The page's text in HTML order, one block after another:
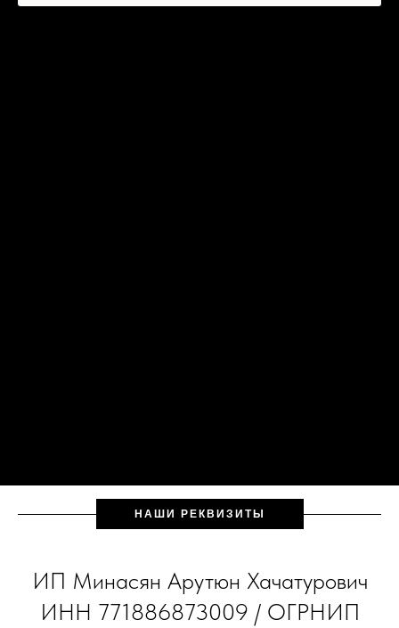
НАШИ РЕКВИЗИТЫ
ИП Минасян Арутюн Хачатурович
ИНН 771886873009 / ОГРНИП